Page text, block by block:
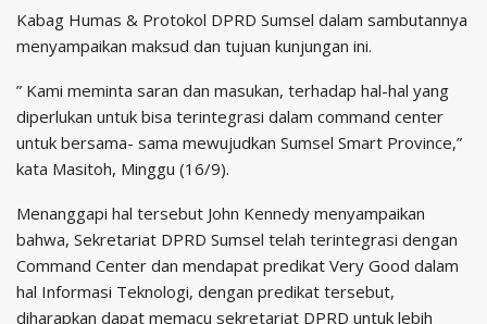
Kabag Humas & Protokol DPRD Sumsel dalam sambutannya
menyampaikan maksud dan tujuan kunjungan ini.
” Kami meminta saran dan masukan, terhadap hal-hal yang
diperlukan untuk bisa terintegrasi dalam command center
untuk bersama- sama mewujudkan Sumsel Smart Province,”
kata Masitoh, Minggu (16/9).
Menanggapi hal tersebut John Kennedy menyampaikan
bahwa, Sekretariat DPRD Sumsel telah terintegrasi dengan
Command Center dan mendapat predikat Very Good dalam
hal Informasi Teknologi, dengan predikat tersebut,
diharapkan dapat memacu sekretariat DPRD untuk lebih